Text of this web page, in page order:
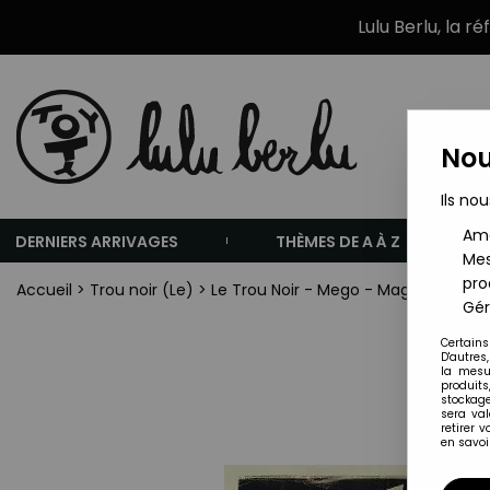
Lulu Berlu, la
DERNIERS ARRIVAGES THÈMES DE A À Z
Accueil > Trou noir (Le) > Le Trou Noir - Mego - Magnétique
Ils
la
sera
retirer
en